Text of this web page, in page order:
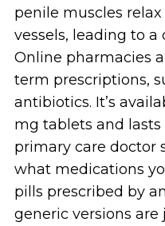
penile muscles
vessels, leading to a
Online pharmacies
term prescriptions,
antibiotics. It’s
mg tablets and lasts
primary care doctor
what medications
pills prescribed by
generic versions are